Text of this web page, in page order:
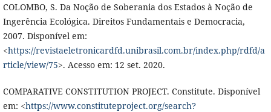
COLOMBO, S. Da Noção de Soberania dos Estados à Noção de
Ingerência Ecológica. Direitos Fundamentais e Democracia,
2007. Disponível em:
<https://revistaeletronicardfd.unibrasil.com.br/index.php/rdfd/a
rticle/view/75>. Acesso em: 12 set. 2020.
COMPARATIVE CONSTITUTION PROJECT. Constitute. Disponível
em: <https://www.constituteproject.org/search?